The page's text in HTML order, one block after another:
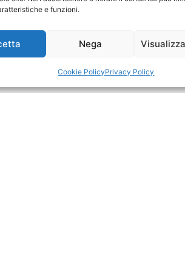
e funzioni.
Nega
Cookie PolicyPrivacy Policy